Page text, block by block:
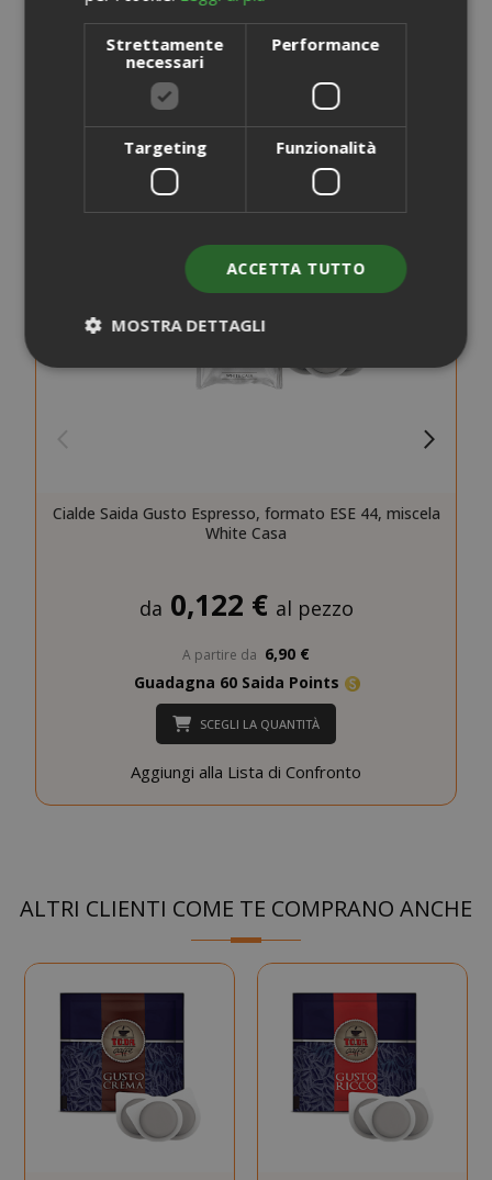
POTREBBE INTERESSARTI ANCHE...
Cialde Saida Gusto Espresso, formato ESE 44, miscela
White Casa
da 0,122 € al pezzo
A partire da 6,90 €
Guadagna 60 Saida Points
SCEGLI LA QUANTITÀ
Aggiungi alla Lista di Confronto
ALTRI CLIENTI COME TE COMPRANO ANCHE
Strettamente
necessari
Performance
Targeting Funzionalità
ACCETTA TUTTO
MOSTRA DETTAGLI
consentono le funzionalità principali del
sito web come l'accesso dell'utente e la
cookie strettamente necessari.
Privacy Policy